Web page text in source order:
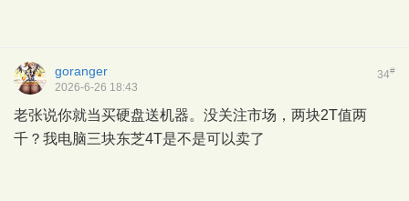
34#
goranger
2026-6-26 18:43
老张说你就当买硬盘送机器。没关注市场，两块2T值两
千？我电脑三块东芝4T是不是可以卖了